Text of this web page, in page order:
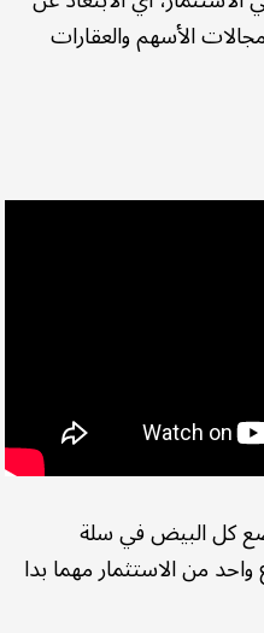
الأسهم والعقارات
كل البيض في سلة
واحد من الاستثمار مهما بدا